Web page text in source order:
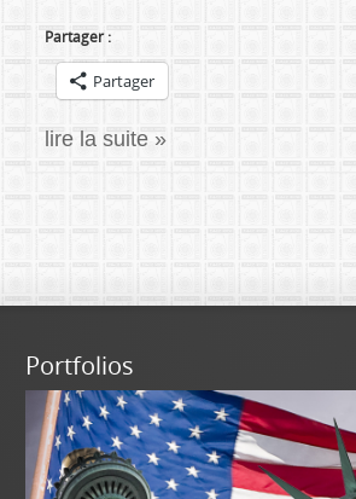
Partager :
Partager
lire la suite »
Portfolios